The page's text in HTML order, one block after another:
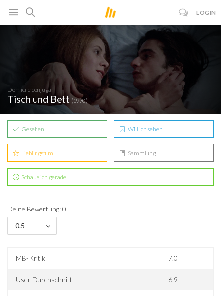
LOGIN
Domicile conjugal
Tisch und Bett (1970)
Gesehen Will ich sehen
Lieblingsfilm Sammlung
Schaue ich gerade
Deine Bewertung: 0
0.5
MB-Kritik 7.0
User Durchschnitt 6.9